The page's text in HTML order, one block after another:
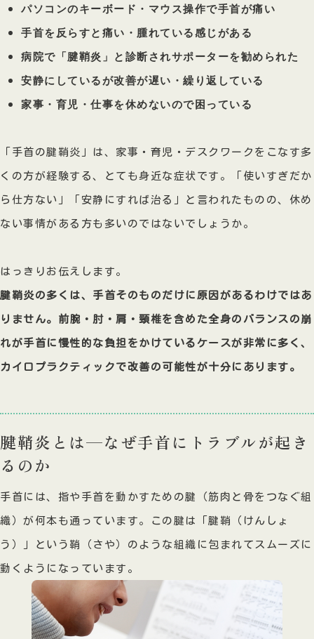
パソコンのキーボード・マウス操作で手首が痛い
手首を反らすと痛い・腫れている感じがある
病院で「腱鞘炎」と診断されサポーターを勧められた
安静にしているが改善が遅い・繰り返している
家事・育児・仕事を休めないので困っている
「手首の腱鞘炎」は、家事・育児・デスクワークをこなす多
くの方が経験する、とても身近な症状です。「使いすぎだか
ら仕方ない」「安静にすれば治る」と言われたものの、休め
ない事情がある方も多いのではないでしょうか。
はっきりお伝えします。
腱鞘炎の多くは、手首そのものだけに原因があるわけではあ
りません。前腕・肘・肩・頸椎を含めた全身のバランスの崩
れが手首に慢性的な負担をかけているケースが非常に多く、
カイロプラクティックで改善の可能性が十分にあります。
腱鞘炎とは—なぜ手首にトラブルが起き
るのか
手首には、指や手首を動かすための腱（筋肉と骨をつなぐ組
織）が何本も通っています。この腱は「腱鞘（けんしょ
う）」という鞘（さや）のような組織に包まれてスムーズに
動くようになっています。